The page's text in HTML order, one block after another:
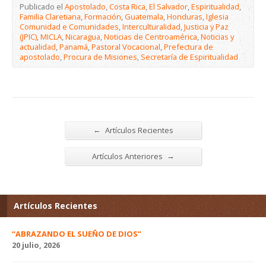
Publicado el Apostolado,Costa Rica,El Salvador,Espiritualidad,
Familia Claretiana,Formación,Guatemala,Honduras,Iglesia
Comunidad e Comunidades,Interculturalidad,Justicia y Paz
(JPIC),MICLA,Nicaragua,Noticias de Centroamérica,Noticias y
actualidad,Panamá,Pastoral Vocacional,Prefectura de
apostolado,Procura de Misiones,Secretaría de Espiritualidad
← Artículos Recientes
Artículos Anteriores →
Artículos Recientes
“ABRAZANDO EL SUEÑO DE DIOS”
20 julio, 2026